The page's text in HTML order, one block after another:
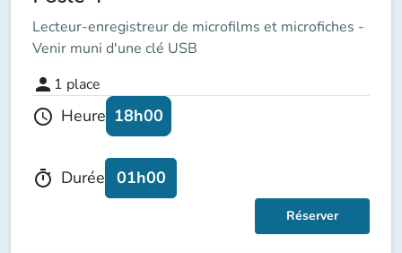
Lecteur-enregistreur de microfilms et microfiches -
Venir muni d'une clé USB
person 1 place
schedule Heure 18h00
timer Durée 01h00
Réserver